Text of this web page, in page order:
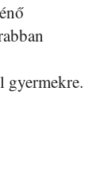
gyermekre.